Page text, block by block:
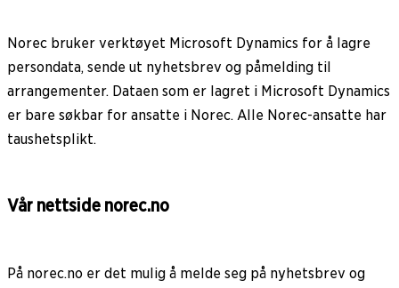
Norec bruker verktøyet Microsoft Dynamics for å lagre
persondata, sende ut nyhetsbrev og påmelding til
arrangementer. Dataen som er lagret i Microsoft Dynamics
er bare søkbar for ansatte i Norec. Alle Norec-ansatte har
taushetsplikt.
Vår nettside norec.no
På norec.no er det mulig å melde seg på nyhetsbrev og